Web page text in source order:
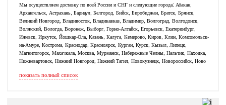
Мы осуществляем доставку по всей России и СНГ и следующие города: Абакан,
Архангельск, Астрахань, Барнаул, Белгород, Бийск, Биробиджан, Братск, Брянск,
Великий Новгород, Владивосток, Владикавказ, Владимир, Волгоград, Волгодонск,
Волжский, Вологда, Воронеж, Выборг, Горно-Алтайск, Егорьевск, Екатеринбург,
Ижевск, Иркутск, Йошкар-Ола, Казань, Калуга, Кемерово, Киров, Клин, Комсомольск-
на-Амуре, Кострома, Краснодар, Красноярск, Курган, Курск, Кызыл, Липецк,
Магнитогорск, Махачкала, Москва, Мурманск, Набережные Челны, Нальчик, Находка,
Нижневартовск, Нижний Новгород, Нижний Тагил, Новокузнецк, Новороссийск, Ново
показать полный список